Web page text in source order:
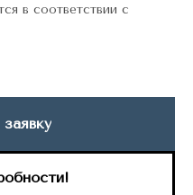
в соответствии с